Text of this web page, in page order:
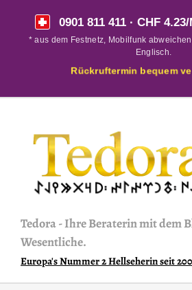
0901 811 411· CHF
* aus dem Festnetz, Mobilfunk
Englisch.
Rückruftermin bequem
Tedora-Ihre Beraterin mit dem
Wesentliche.
Europa's Nummer 2 Hellseherin seit